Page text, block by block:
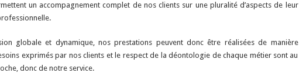
un accompagnement complet de nos clients sur une pluralité d’aspects de leur
globale et dynamique, nos prestations peuvent donc être réalisées de manière
exprimés par nos clients et le respect de la déontologie de chaque métier sont au
donc de notre service.